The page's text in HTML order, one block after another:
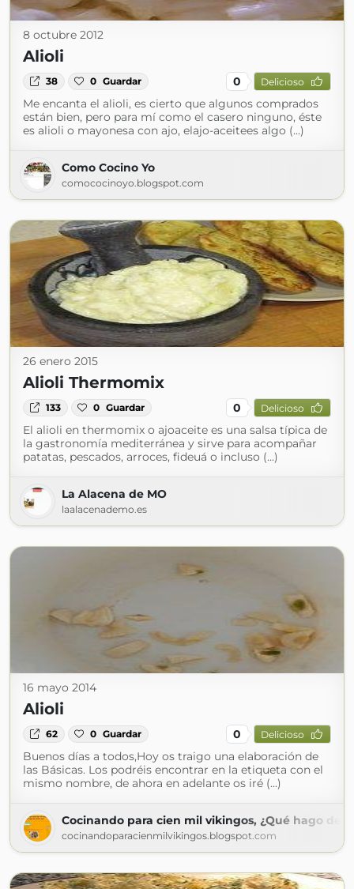
8 octubre 2012
Alioli
38 0 Guardar 0 Delicioso
Me encanta el alioli, es cierto que algunos comprados
están bien, pero para mí como el casero ninguno, éste
es alioli o mayonesa con ajo, elajo-aceitees algo (...)
Como Cocino Yo
comococinoyo.blogspot.com
26 enero 2015
Alioli Thermomix
133 0 Guardar 0 Delicioso
El alioli en thermomix o ajoaceite es una salsa típica de
la gastronomía mediterránea y sirve para acompañar
patatas, pescados, arroces, fideuá o incluso (...)
La Alacena de MO
laalacenademo.es
16 mayo 2014
Alioli
62 0 Guardar 0 Delicioso
Buenos días a todos,Hoy os traigo una elaboración de
las Básicas. Los podréis encontrar en la etiqueta con el
mismo nombre, de ahora en adelante os iré (...)
Cocinando para cien mil vikingos, ¿Qué hago de
cocinandoparacienmilvikingos.blogspot.com